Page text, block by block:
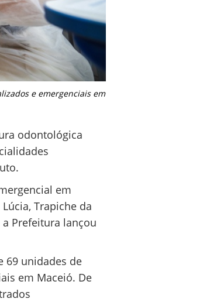
e emergenciais em
odontológica
em
Trapiche da
Prefeitura lançou
69 unidades de
em Maceió. De